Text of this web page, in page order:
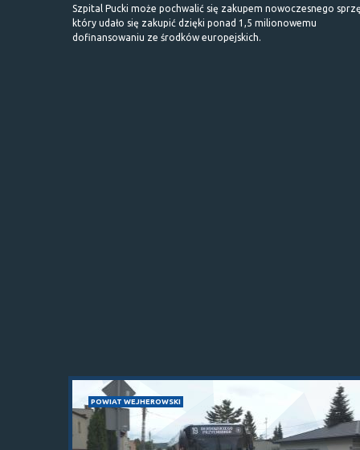
Szpital Pucki może pochwalić się zakupem nowoczesnego
który udało się zakupić dzięki ponad 1,5 milionowemu
dofinansowaniu ze środków europejskich.
POWIAT WEJHEROWSKI